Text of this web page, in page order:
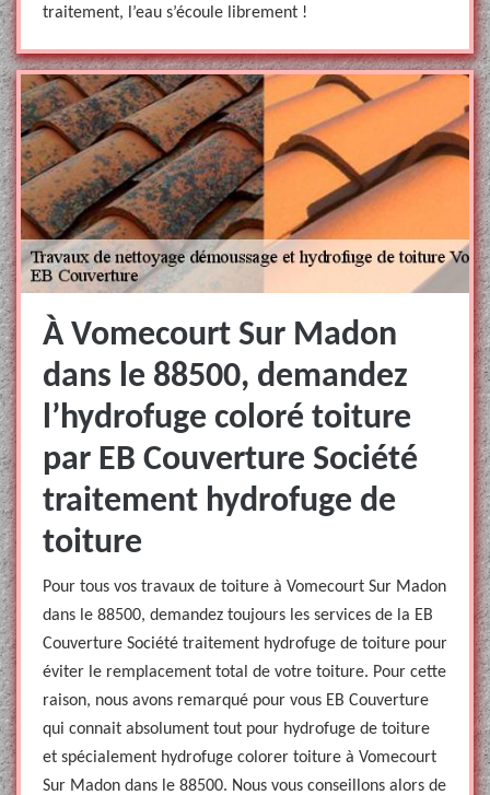
traitement, l’eau s’écoule librement !
À Vomecourt Sur Madon
dans le 88500, demandez
l’hydrofuge coloré toiture
par EB Couverture Société
traitement hydrofuge de
toiture
Pour tous vos travaux de toiture à Vomecourt Sur Madon
dans le 88500, demandez toujours les services de la EB
Couverture Société traitement hydrofuge de toiture pour
éviter le remplacement total de votre toiture. Pour cette
raison, nous avons remarqué pour vous EB Couverture
qui connait absolument tout pour hydrofuge de toiture
et spécialement hydrofuge colorer toiture à Vomecourt
Sur Madon dans le 88500. Nous vous conseillons alors de